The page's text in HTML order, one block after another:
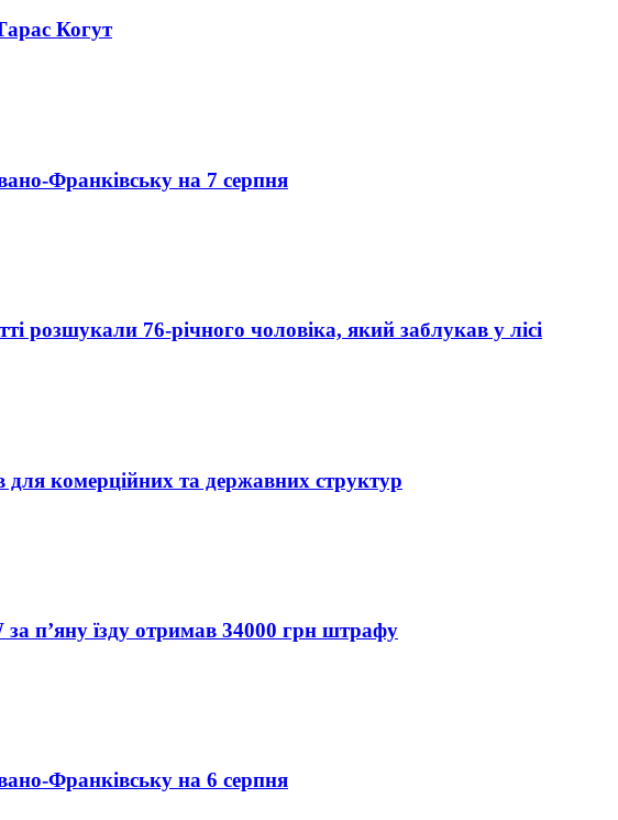
Когут
Франківську на 7 серпня
розшукали 76-річного чоловіка, який заблукав у лісі
комерційних та державних структур
п’яну їзду отримав 34000 грн штрафу
Франківську на 6 серпня